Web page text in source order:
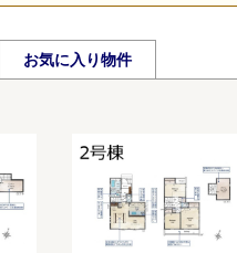
お気に入り物件